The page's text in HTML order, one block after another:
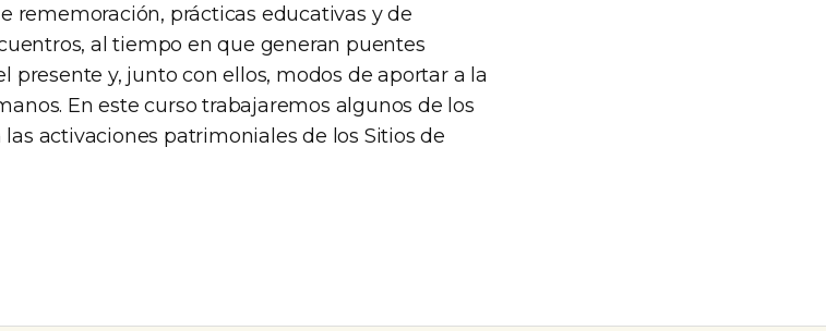
rememoración, prácticas educativas y de
al tiempo en que generan puentes
presente y, junto con ellos, modos de aportar a la
En este curso trabajaremos algunos de los
activaciones patrimoniales de los Sitios de